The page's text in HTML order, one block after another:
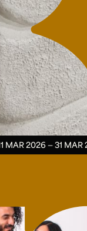
MAR 2026 ― 31 MAR